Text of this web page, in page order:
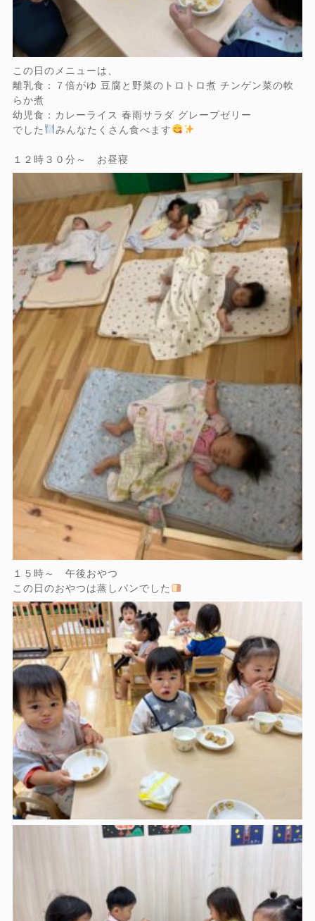
この日のメニューは、
離乳食：７倍がゆ 豆腐と野菜のトロトロ煮 チンゲン菜の軟
らか煮
幼児食：カレーライス 春雨サラダ グレープゼリー
でした
みんなたくさん食べます
１２時３０分～ お昼寝
１５時～ 午後おやつ
この日のおやつは蒸しパンでした